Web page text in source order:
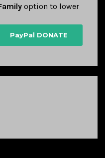
option to lower
PayPal DONATE